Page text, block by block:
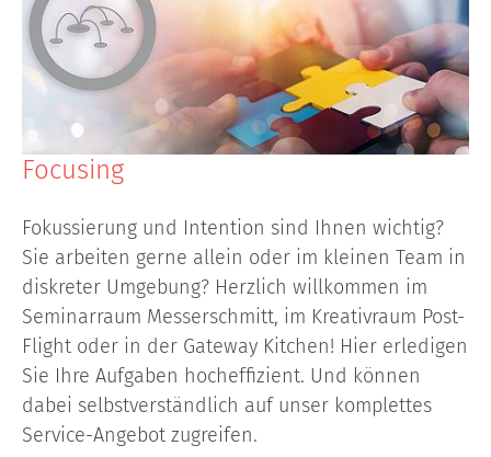
Focusing
Fokussierung und Intention sind Ihnen wichtig?
Sie arbeiten gerne allein oder im kleinen Team in
diskreter Umgebung? Herzlich willkommen im
Seminarraum Messerschmitt, im Kreativraum Post-
Flight oder in der Gateway Kitchen! Hier erledigen
Sie Ihre Aufgaben hocheffizient. Und können
dabei selbstverständlich auf unser komplettes
Service-Angebot zugreifen.